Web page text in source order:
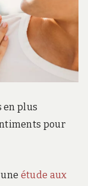
en plus
pour
étude aux